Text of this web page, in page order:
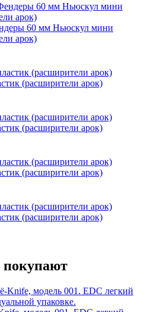
60 мм Ньюскул мини
арок)
(расширители арок)
(расширители арок)
(расширители арок)
(расширители арок)
покупают